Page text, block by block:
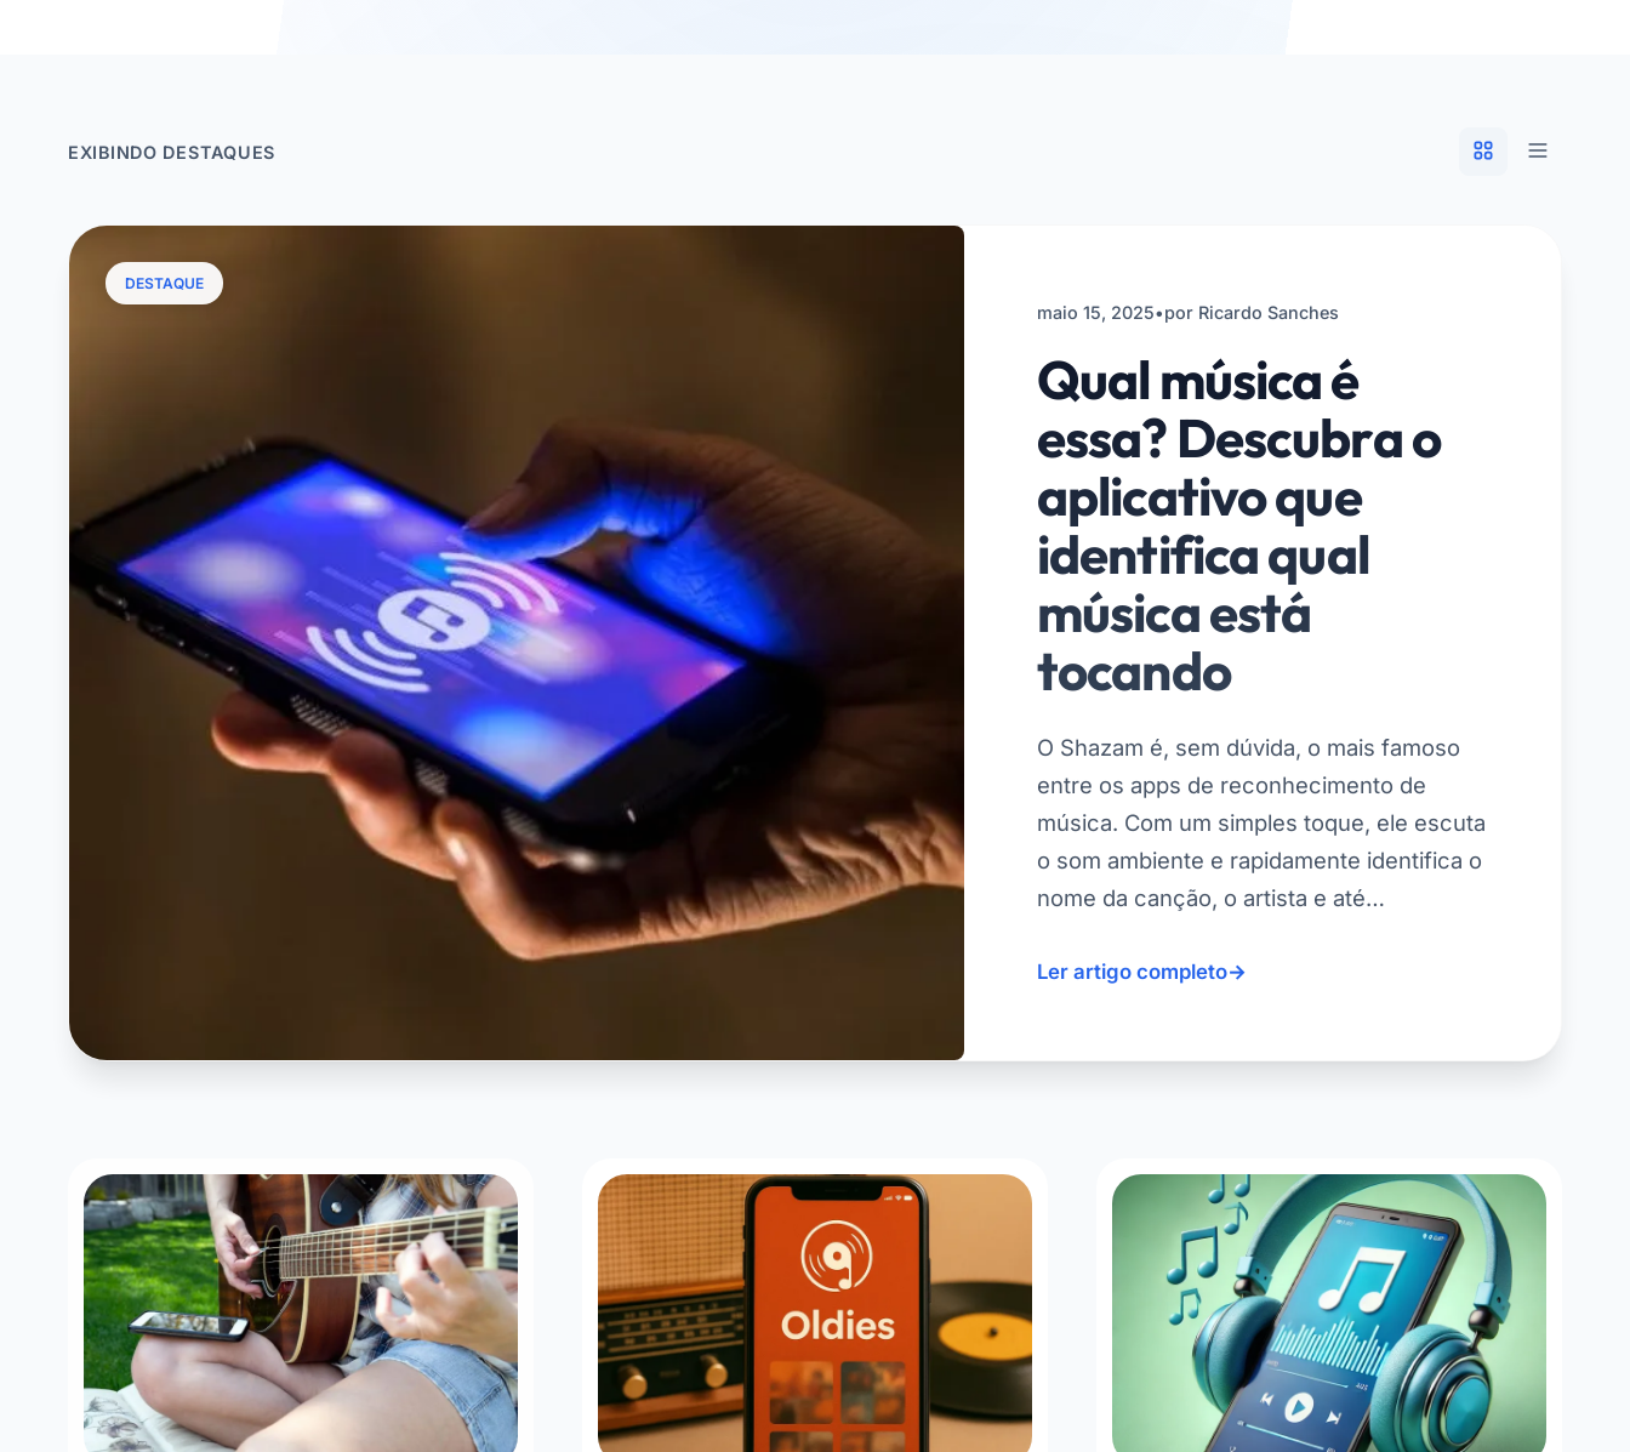
EXIBINDO DESTAQUES
DESTAQUE
maio 15, 2025•por Ricardo Sanches
Qual música é
essa? Descubra o
aplicativo que
identifica qual
música está
tocando
O Shazam é, sem dúvida, o mais famoso
entre os apps de reconhecimento de
música. Com um simples toque, ele escuta
o som ambiente e rapidamente identifica o
nome da canção, o artista e até…
Ler artigo completo→